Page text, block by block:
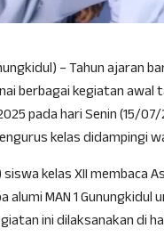
– Tahun ajaran
berbagai kegiatan awal
pada hari Senin (15/
kelas didampingi
kelas XII membaca
alumi MAN 1
ini dilaksanakan di